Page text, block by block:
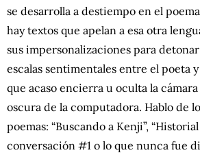
se desarrolla a destiempo en el
hay textos que apelan a esa otra
sus impersonalizaciones para detonar
escalas sentimentales entre el poeta
que acaso encierra u oculta la cámara
oscura de la computadora. Hablo de
poemas: “Buscando a Kenji”,
conversación #1 o lo que nunca fue